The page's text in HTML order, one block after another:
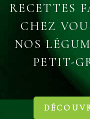
RECETTES
CHEZ
NOS
PETIT-